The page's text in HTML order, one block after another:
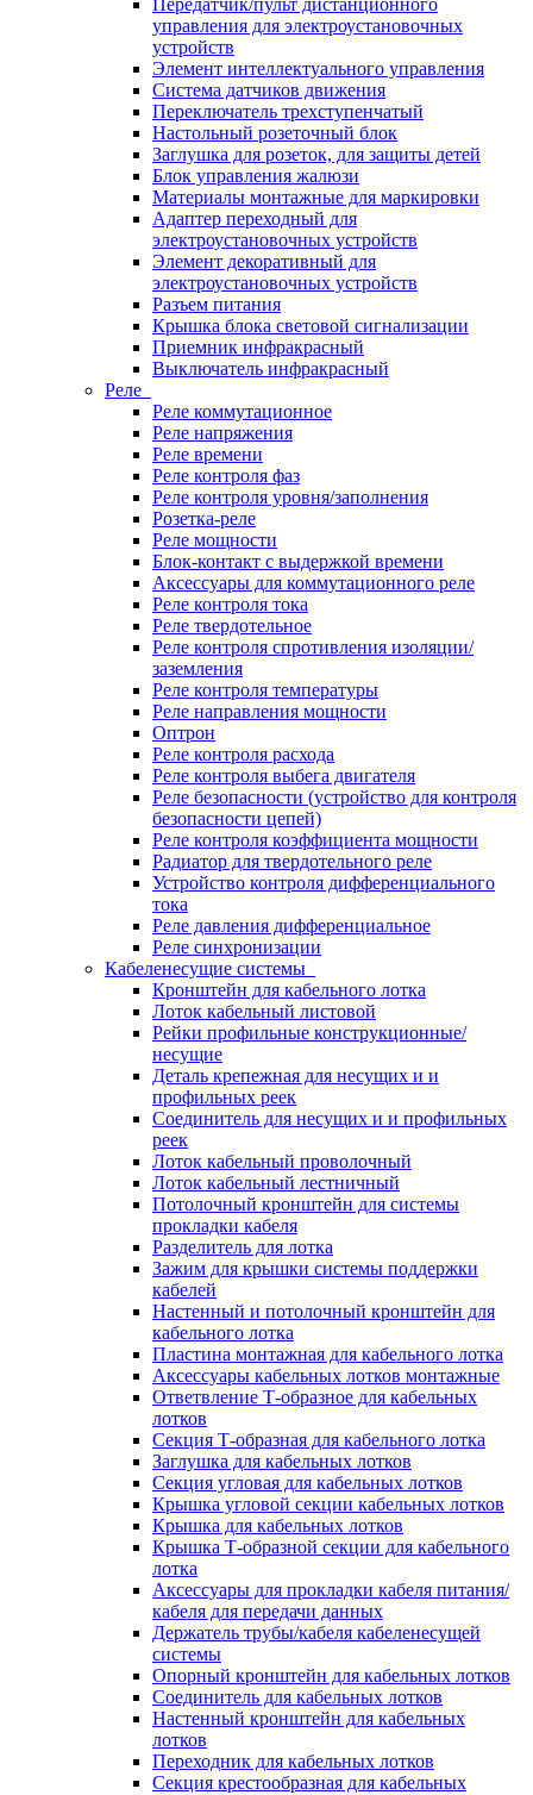
Передатчик/пульт дистанционного
управления для электроустановочных
устройств
Элемент интеллектуального управления
Система датчиков движения
Переключатель трехступенчатый
Настольный розеточный блок
Заглушка для розеток, для защиты детей
Блок управления жалюзи
Материалы монтажные для маркировки
Адаптер переходный для
электроустановочных устройств
Элемент декоративный для
электроустановочных устройств
Разъем питания
Крышка блока световой сигнализации
Приемник инфракрасный
Выключатель инфракрасный
Реле
Реле коммутационное
Реле напряжения
Реле времени
Реле контроля фаз
Реле контроля уровня/заполнения
Розетка-реле
Реле мощности
Блок-контакт с выдержкой времени
Аксессуары для коммутационного реле
Реле контроля тока
Реле твердотельное
Реле контроля спротивления изоляции/
заземления
Реле контроля температуры
Реле направления мощности
Оптрон
Реле контроля расхода
Реле контроля выбега двигателя
Реле безопасности (устройство для контроля
безопасности цепей)
Реле контроля коэффициента мощности
Радиатор для твердотельного реле
Устройство контроля дифференциального
тока
Реле давления дифференциальное
Реле синхронизации
Кабеленесущие системы
Кронштейн для кабельного лотка
Лоток кабельный листовой
Рейки профильные конструкционные/
несущие
Деталь крепежная для несущих и и
профильных реек
Соединитель для несущих и и профильных
реек
Лоток кабельный проволочный
Лоток кабельный лестничный
Потолочный кронштейн для системы
прокладки кабеля
Разделитель для лотка
Зажим для крышки системы поддержки
кабелей
Настенный и потолочный кронштейн для
кабельного лотка
Пластина монтажная для кабельного лотка
Аксессуары кабельных лотков монтажные
Ответвление Т-образное для кабельных
лотков
Секция Т-образная для кабельного лотка
Заглушка для кабельных лотков
Секция угловая для кабельных лотков
Крышка угловой секции кабельных лотков
Крышка для кабельных лотков
Крышка Т-образной секции для кабельного
лотка
Аксессуары для прокладки кабеля питания/
кабеля для передачи данных
Держатель трубы/кабеля кабеленесущей
системы
Опорный кронштейн для кабельных лотков
Соединитель для кабельных лотков
Настенный кронштейн для кабельных
лотков
Переходник для кабельных лотков
Секция крестообразная для кабельных